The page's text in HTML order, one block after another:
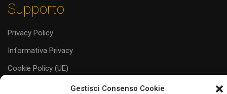
Gestisci Consenso Cookie
Supporto
Privacy Policy
Informativa Privacy
Cookie Policy (UE)